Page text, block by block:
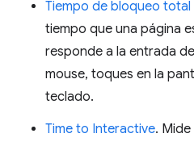
Tiempo de bloqueo total
tiempo que una página
responde a la entrada
mouse, toques en la
teclado.
Time to Interactive.